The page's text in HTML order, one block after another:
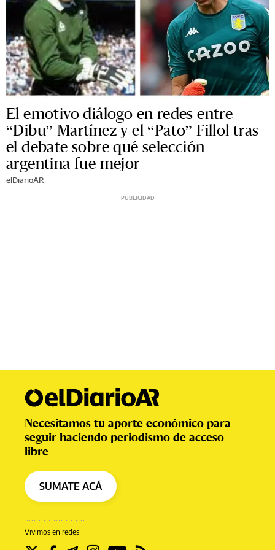
El emotivo diálogo en redes entre
“Dibu” Martínez y el “Pato” Fillol tras
el debate sobre qué selección
argentina fue mejor
elDiarioAR
Vivimos en redes
Necesitamos tu aporte económico para
seguir haciendo periodismo de acceso
libre
SUMATE ACÁ